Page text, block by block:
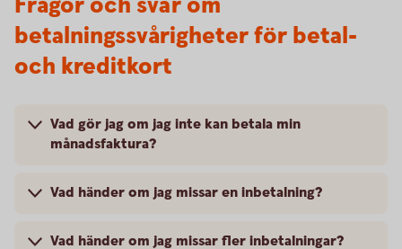
betalningssvårigheter för betal-
och kreditkort
Vad gör jag om jag inte kan betala min
månadsfaktura?
Vad händer om jag missar en inbetalning?
Vad händer om jag missar fler inbetalningar?